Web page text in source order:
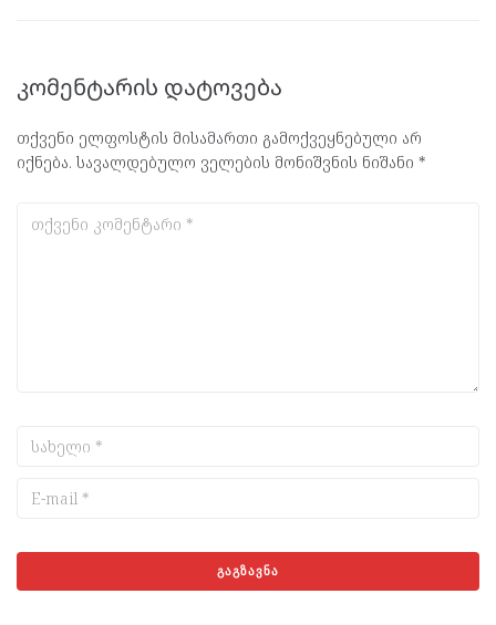
კომენტარის დატოვება
თქვენი ელფოსტის მისამართი გამოქვეყნებული არ
იქნება. სავალდებულო ველების მონიშვნის ნიშანი *